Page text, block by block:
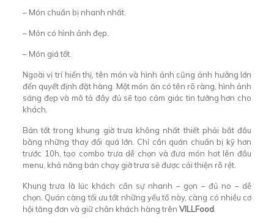
– Món chuẩn bị nhanh nhất.
– Món có hình ảnh đẹp.
– Món giá tốt.
Ngoài vị trí hiển thị, tên món và hình ảnh cũng ảnh hưởng lớn
đến quyết định đặt hàng. Một món ăn có tên rõ ràng, hình ảnh
sáng đẹp và mô tả đầy đủ sẽ tạo cảm giác tin tưởng hơn cho
khách.
Bán tốt trong khung giờ trưa không nhất thiết phải bắt đầu
bằng những thay đổi quá lớn. Chỉ cần quán chuẩn bị kỹ hơn
trước 10h, tạo combo trưa dễ chọn và đưa món hot lên đầu
menu, khả năng bán chạy giờ trưa sẽ được cải thiện rõ rệt.
Khung trưa là lúc khách cần sự nhanh – gọn – đủ no – dễ
chọn. Quán càng tối ưu tốt những yếu tố này, càng có nhiều cơ
hội tăng đơn và giữ chân khách hàng trên VILLFood.